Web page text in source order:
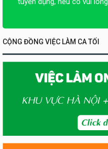
CỘNG ĐỒNG VIỆC LÀM CA TỐI